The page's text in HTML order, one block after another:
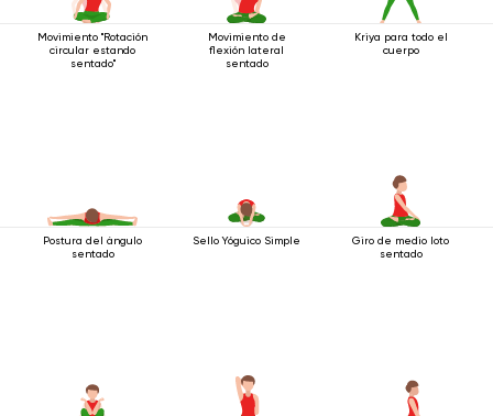
Movimiento "Rotación
circular estando
sentado"
Movimiento de
flexión lateral
sentado
Kriya para todo el
cuerpo
Postura del ángulo
sentado
Sello Yóguico Simple
Giro de medio loto
sentado